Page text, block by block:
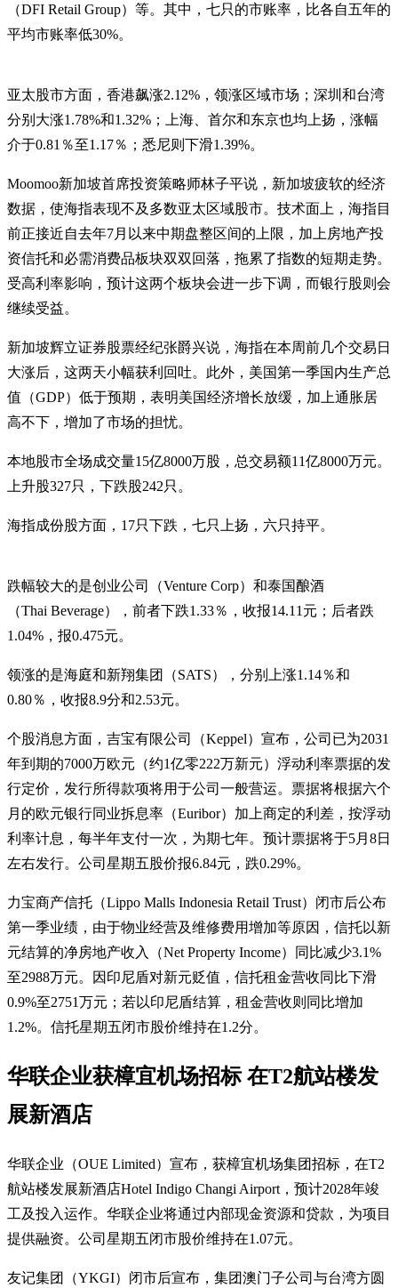
（DFI Retail Group）等。其中，七只的市账率，比各自五年的
平均市账率低30%。
亚太股市方面，香港飙涨2.12%，领涨区域市场；深圳和台湾
分别大涨1.78%和1.32%；上海、首尔和东京也均上扬，涨幅
介于0.81％至1.17％；悉尼则下滑1.39%。
Moomoo新加坡首席投资策略师林子平说，新加坡疲软的经济
数据，使海指表现不及多数亚太区域股市。技术面上，海指目
前正接近自去年7月以来中期盘整区间的上限，加上房地产投
资信托和必需消费品板块双双回落，拖累了指数的短期走势。
受高利率影响，预计这两个板块会进一步下调，而银行股则会
继续受益。
新加坡辉立证券股票经纪张爵兴说，海指在本周前几个交易日
大涨后，这两天小幅获利回吐。此外，美国第一季国内生产总
值（GDP）低于预期，表明美国经济增长放缓，加上通胀居
高不下，增加了市场的担忧。
本地股市全场成交量15亿8000万股，总交易额11亿8000万元。
上升股327只，下跌股242只。
海指成份股方面，17只下跌，七只上扬，六只持平。
跌幅较大的是创业公司（Venture Corp）和泰国酿酒
（Thai Beverage），前者下跌1.33％，收报14.11元；后者跌
1.04%，报0.475元。
领涨的是海庭和新翔集团（SATS），分别上涨1.14％和
0.80％，收报8.9分和2.53元。
个股消息方面，吉宝有限公司（Keppel）宣布，公司已为2031
年到期的7000万欧元（约1亿零222万新元）浮动利率票据的发
行定价，发行所得款项将用于公司一般营运。票据将根据六个
月的欧元银行同业拆息率（Euribor）加上商定的利差，按浮动
利率计息，每半年支付一次，为期七年。预计票据将于5月8日
左右发行。公司星期五股价报6.84元，跌0.29%。
力宝商产信托（Lippo Malls Indonesia Retail Trust）闭市后公布
第一季业绩，由于物业经营及维修费用增加等原因，信托以新
元结算的净房地产收入（Net Property Income）同比减少3.1%
至2988万元。因印尼盾对新元贬值，信托租金营收同比下滑
0.9%至2751万元；若以印尼盾结算，租金营收则同比增加
1.2%。信托星期五闭市股价维持在1.2分。
华联企业获樟宜机场招标 在T2航站楼发
展新酒店
华联企业（OUE Limited）宣布，获樟宜机场集团招标，在T2
航站楼发展新酒店Hotel Indigo Changi Airport，预计2028年竣
工及投入运作。华联企业将通过内部现金资源和贷款，为项目
提供融资。公司星期五闭市股价维持在1.07元。
友记集团（YKGI）闭市后宣布，集团澳门子公司与台湾方圆